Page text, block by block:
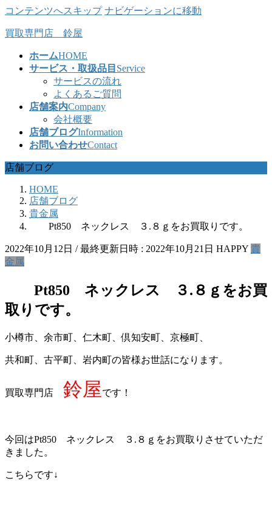
コンテンツへスキップ ナビゲーションに移動
買取専門店 鈴屋
ホームHOME
サービス・取扱品目 Service
サービスの流れ
よくあるご質問
店舗案内Company
会社概要
店舗ブログInformation
お問い合わせContact
店舗ブログ
HOME
店舗ブログ
貴金属
Pt850 ネックレス ３.８ｇをお買取りです。
2022年10月12日 / 最終更新日時 : 2022年10月21日 HAPPY 貴
金属
Pt850 ネックレス ３.８ｇをお買
取りです。
小樽市、余市町、仁木町、倶知安町、京極町、
共和町、古平町、岩内町の皆様お世話になります。
買取専門店 鈴屋 です！
今回はPt850 ネックレス ３.８ｇをお買取りさせていただ
きました。
こちらです↓